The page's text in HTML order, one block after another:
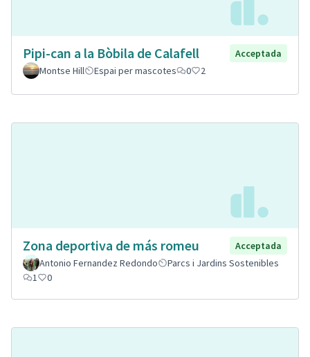
Pipi-can a la Bòbila de Calafell
Acceptada
Montse Hill
Espai per mascotes 0 2
Zona deportiva de más romeu
Acceptada
Antonio Fernandez Redondo
Parcs i Jardins Sostenibles
1
0